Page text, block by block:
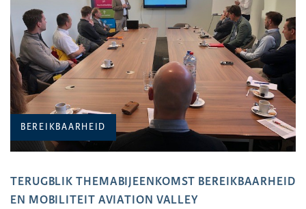
BEREIKBAARHEID
TERUGBLIK THEMABIJEENKOMST BEREIKBAARHEID
EN MOBILITEIT AVIATION VALLEY